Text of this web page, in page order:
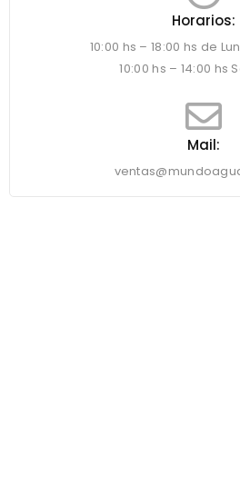
Horarios:
10:00 hs – 18:00 hs de
10:00 hs – 14:00 hs
Mail: